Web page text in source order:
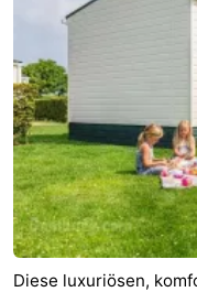
Diese luxuriösen,